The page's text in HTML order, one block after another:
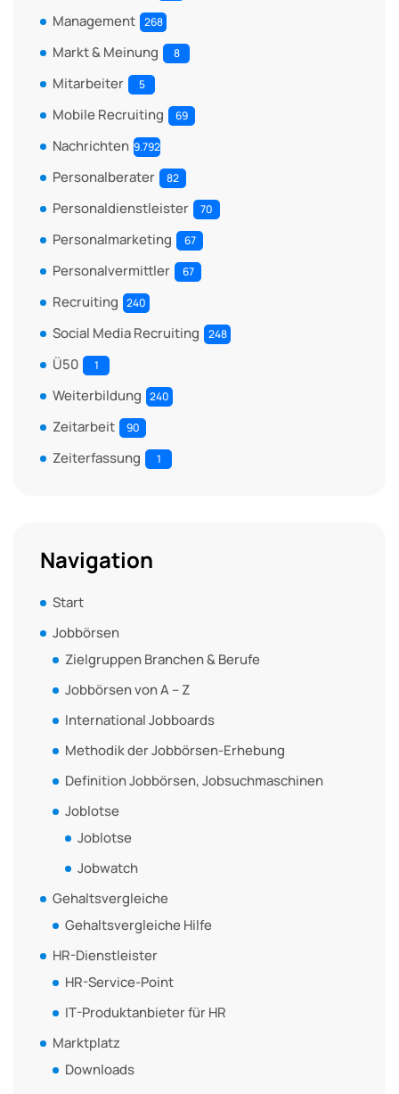
Management 268
Markt & Meinung 8
Mitarbeiter 5
Mobile Recruiting 69
Nachrichten 9.792
Personalberater 82
Personaldienstleister 70
Personalmarketing 67
Personalvermittler 67
Recruiting 240
Social Media Recruiting 248
Ü50 1
Weiterbildung 240
Zeitarbeit 90
Zeiterfassung 1
Navigation
Start
Jobbörsen
Zielgruppen Branchen & Berufe
Jobbörsen von A – Z
International Jobboards
Methodik der Jobbörsen-Erhebung
Definition Jobbörsen, Jobsuchmaschinen
Joblotse
Joblotse
Jobwatch
Gehaltsvergleiche
Gehaltsvergleiche Hilfe
HR-Dienstleister
HR-Service-Point
IT-Produktanbieter für HR
Marktplatz
Downloads